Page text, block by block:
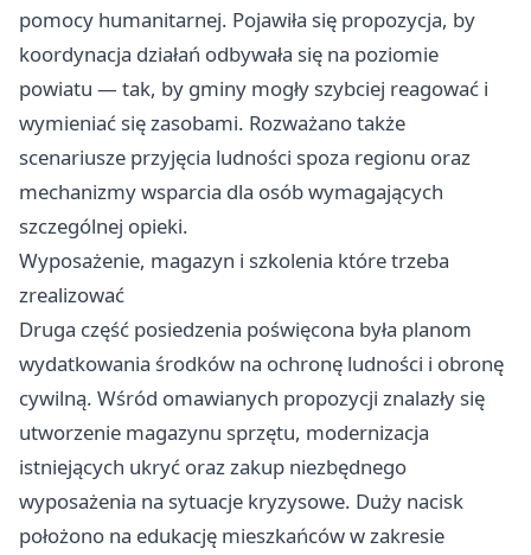
pomocy humanitarnej. Pojawiła się propozycja, by
koordynacja działań odbywała się na poziomie
powiatu — tak, by gminy mogły szybciej reagować i
wymieniać się zasobami. Rozważano także
scenariusze przyjęcia ludności spoza regionu oraz
mechanizmy wsparcia dla osób wymagających
szczególnej opieki.
Wyposażenie, magazyn i szkolenia które trzeba
zrealizować
Druga część posiedzenia poświęcona była planom
wydatkowania środków na ochronę ludności i obronę
cywilną. Wśród omawianych propozycji znalazły się
utworzenie magazynu sprzętu, modernizacja
istniejących ukryć oraz zakup niezbędnego
wyposażenia na sytuacje kryzysowe. Duży nacisk
położono na edukację mieszkańców w zakresie